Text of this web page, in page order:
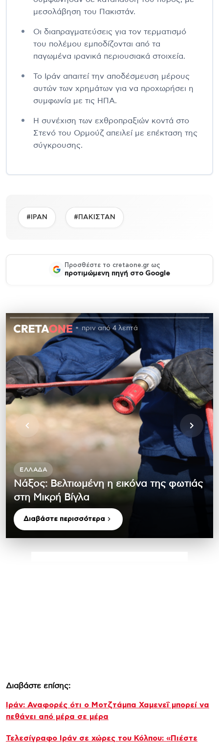
μεσολάβηση του Πακιστάν.
Οι διαπραγματεύσεις για τον τερματισμό
του πολέμου εμποδίζονται από τα
παγωμένα ιρανικά περιουσιακά στοιχεία.
Το Ιράν απαιτεί την αποδέσμευση μέρους
αυτών των χρημάτων για να προχωρήσει η
συμφωνία με τις ΗΠΑ.
Η συνέχιση των εχθροπραξιών κοντά στο
Στενό του Ορμούζ απειλεί με επέκταση της
σύγκρουσης.
#ΙΡΑΝ #ΠΑΚΙΣΤΑΝ
Προσθέστε το cretaone.gr ως
προτιμώμενη πηγή στο Google
πριν από 4 λεπτά
ΕΛΛΆΔΑ
Νάξος: Βελτιωμένη η εικόνα της φωτιάς
στη Μικρή Βίγλα
Διαβάστε περισσότερα
Διαβάστε επίσης:
Ιράν: Αναφορές ότι ο Μοτζτάμπα Χαμενεΐ μπορεί να
πεθάνει από μέρα σε μέρα
Τελεσίγραφο Ιράν σε χώρες του Κόλπου: «Πιέστε